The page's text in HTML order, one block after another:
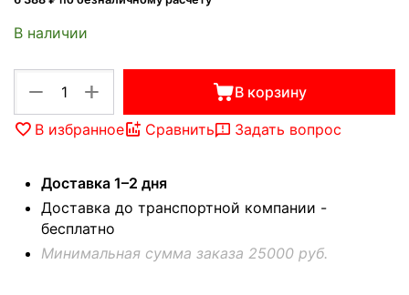
В наличии
+
− В корзину
В избранное Сравнить Задать вопрос
Доставка 1–2 дня
Доставка до транспортной компании -
бесплатно
Минимальная сумма заказа 25000 руб.